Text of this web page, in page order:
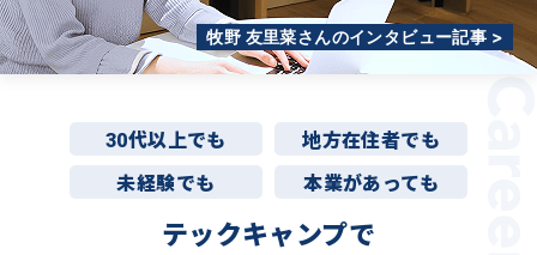
牧野 友里菜さんのインタビュー記事 >
30代以上でも
地方在住者でも
未経験でも
本業があっても
テックキャンプで